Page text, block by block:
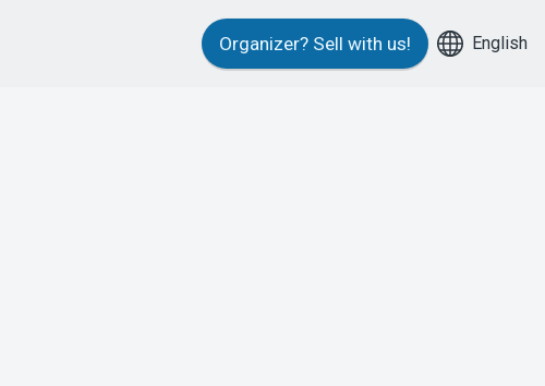
Organizer? Sell with us! English